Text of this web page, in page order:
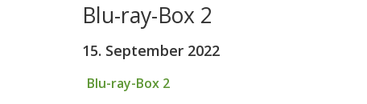
Blu-ray-Box 2
15. September 2022
Blu-ray-Box 2